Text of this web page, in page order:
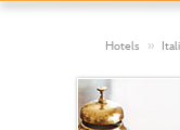
Hotels